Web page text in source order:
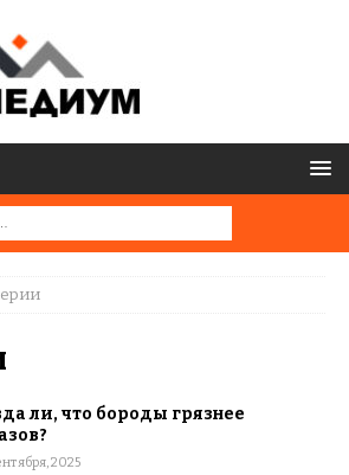
ли, что бороды грязнее
2025